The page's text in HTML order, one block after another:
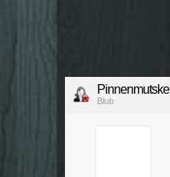
Pinnenmutske
Blub